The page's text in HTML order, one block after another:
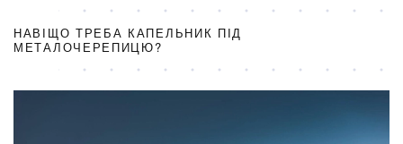
НАВІЩО ТРЕБА КАПЕЛЬНИК ПІД
МЕТАЛОЧЕРЕПИЦЮ?